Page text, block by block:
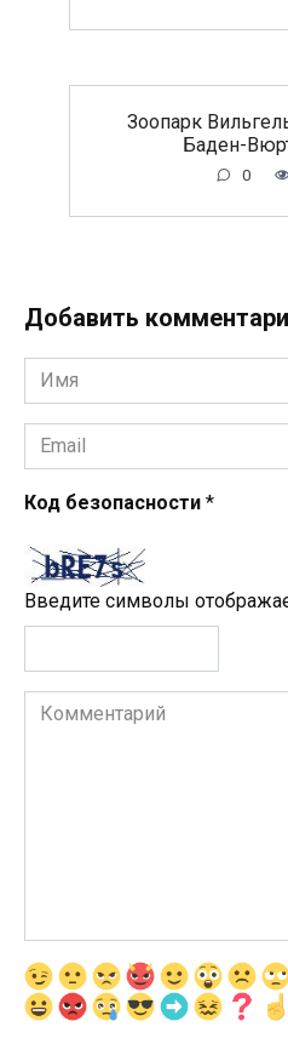
Зоопарк
Баден-
0
Добавить
Имя
*
Email
*
Код безопасности *
Введите символы
Комментарий